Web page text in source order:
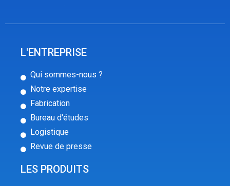
L'ENTREPRISE
Qui sommes-nous ?
Notre expertise
Fabrication
Bureau d'études
Logistique
Revue de presse
LES PRODUITS